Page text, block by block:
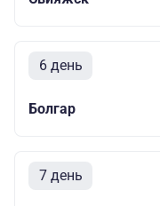
6 день
Болгар
7 день